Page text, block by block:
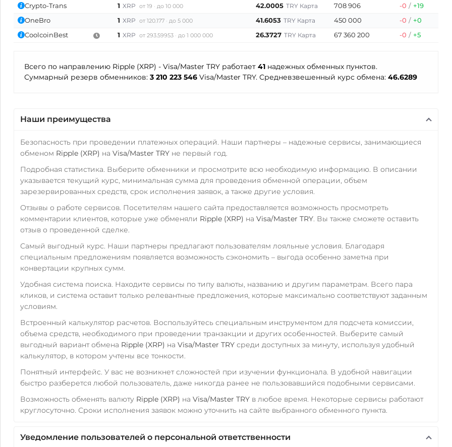
Crypto-Trans
1 XRP от 19 до 10 000 42.0005 TRY Карта 708 906 -0 / +19
OneBro
1 XRP от 120.177 до 5 000 41.6053 TRY Карта 450 000 -0 / +0
CoolcoinBest
1 XRP от 293.59953 до 1 000 000 26.3727 TRY Карта 67 360 200 -0 / +5
Всего по направлению Ripple (XRP) - Visa/Master TRY работает 41надежных обменных пунктов.
Суммарный резерв обменников: 3 210 223 546Visa/Master TRY. Средневзвешенный курс обмена: 46.6289
Наши преимущества
Безопасность при проведении платежных операций. Наши партнеры – надежные сервисы, занимающиеся
обменом Ripple (XRP) на Visa/Master TRYне первый год.
Подробная статистика. Выберите обменники и просмотрите всю необходимую информацию. В описании
указывается текущий курс, минимальная сумма для проведения обменной операции, объем
зарезервированных средств, срок исполнения заявок, а также другие условия.
Отзывы о работе сервисов. Посетителям нашего сайта предоставляется возможность просмотреть
комментарии клиентов, которые уже обменяли Ripple (XRP) на Visa/Master TRY. Вы также сможете оставить
отзыв о проведенной сделке.
Самый выгодный курс. Наши партнеры предлагают пользователям лояльные условия. Благодаря
специальным предложениям появляется возможность сэкономить – выгода особенно заметна при
конвертации крупных сумм.
Удобная система поиска. Находите сервисы по типу валюты, названию и другим параметрам. Всего пара
кликов, и система оставит только релевантные предложения, которые максимально соответствуют заданным
условиям.
Встроенный калькулятор расчетов. Воспользуйтесь специальным инструментом для подсчета комиссии,
объема средств, необходимого при проведении транзакции и других особенностей. Выберите самый
выгодный вариант обмена Ripple (XRP) на Visa/Master TRYсреди доступных за минуту, используя удобный
калькулятор, в котором учтены все тонкости.
Понятный интерфейс. У вас не возникнет сложностей при изучении функционала. В удобной навигации
быстро разберется любой пользователь, даже никогда ранее не пользовавшийся подобными сервисами.
Возможность обменять валюту Ripple (XRP) на Visa/Master TRYв любое время. Некоторые сервисы работают
круглосуточно. Сроки исполнения заявок можно уточнить на сайте выбранного обменного пункта.
Уведомление пользователей о персональной ответственности